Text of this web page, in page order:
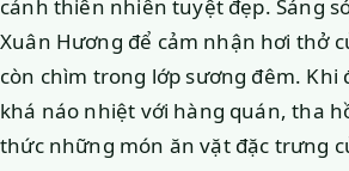
cảnh thiên nhiên tuyệt đẹp. Sáng
Xuân Hương để cảm nhận hơi thở
còn chìm trong lớp sương đêm. Khi
khá náo nhiệt với hàng quán, tha
thức những món ăn vặt đặc trưng